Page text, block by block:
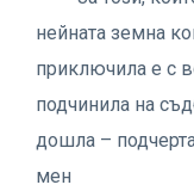
нейната земна
приключила е с
подчинила на
дошла –
мен